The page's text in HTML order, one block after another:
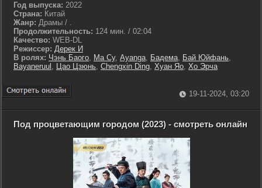
Год выпуска: 2022
Страна: Китай
Жанр: Драмы / .
Продолжительность: 124 мин. / 02:04
Качество: WEB-DL
Режиссер: Дерек И
В ролях: Чэнь Баого, Ма Су, Ayanga, Бадема, Бай Юйфань,
Bayaneruul , Цао Цзюнь, Chengxin Ding, Хуан Яо, Хо Эрча
19-11-2024, 03:20
Под процветающим городом (2023) - смотреть онлайн